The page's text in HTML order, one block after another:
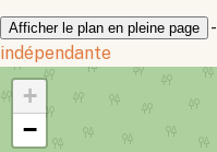
Afficher le plan en pleine page -
indépendante